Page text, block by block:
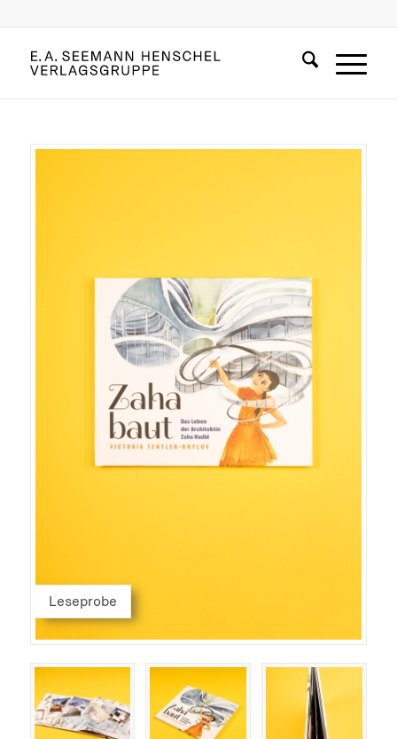
Leseprobe